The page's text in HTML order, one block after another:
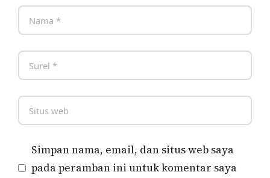
Simpan nama, email, dan situs web saya
pada peramban ini untuk komentar saya